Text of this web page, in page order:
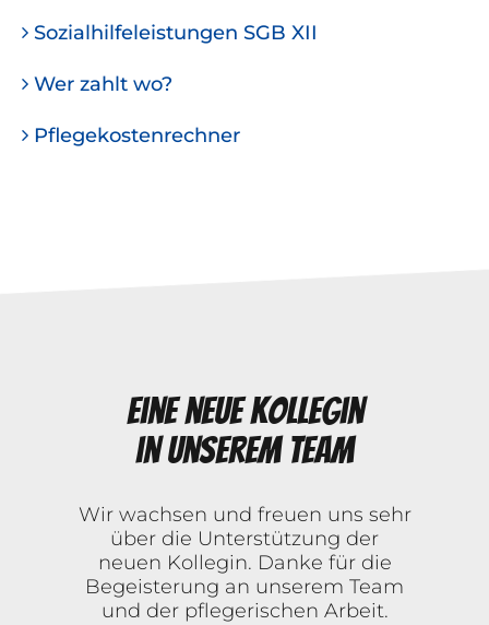
Sozialhilfeleistungen SGB XII
Wer zahlt wo?
Pflegekostenrechner
Eine neue Kollegin
in unserem Team
Wir wachsen und freuen uns sehr
über die Unterstützung der
neuen Kollegin. Danke für die
Begeisterung an unserem Team
und der pflegerischen Arbeit.